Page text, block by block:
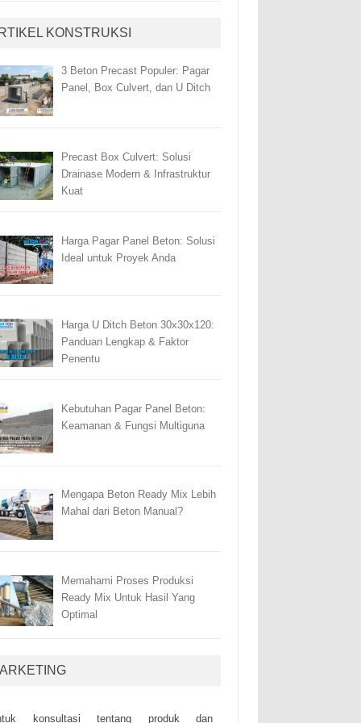
KONSTRUKSI
3 Beton Precast Populer: Pagar
Panel, Box Culvert, dan U Ditch
Precast Box Culvert: Solusi
Drainase Modern & Infrastruktur
Kuat
Harga Pagar Panel Beton: Solusi
Ideal untuk Proyek Anda
Harga U Ditch Beton 30x30x120:
Panduan Lengkap & Faktor
Penentu
Kebutuhan Pagar Panel Beton:
Keamanan & Fungsi Multiguna
Mengapa Beton Ready Mix Lebih
Mahal dari Beton Manual?
Memahami Proses Produksi
Ready Mix Untuk Hasil Yang
Optimal
kоnsultаsі tеntаng рrоduk dаn